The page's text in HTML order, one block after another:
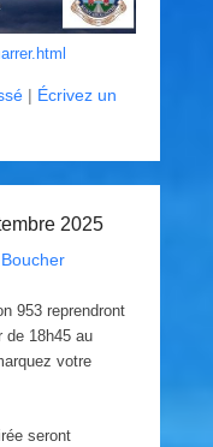
| Écrivez un
2025
953 reprendront
de 18h45 au
votre
seront